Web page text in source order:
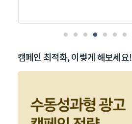
캠페인 최적화, 이렇게 해보세요!